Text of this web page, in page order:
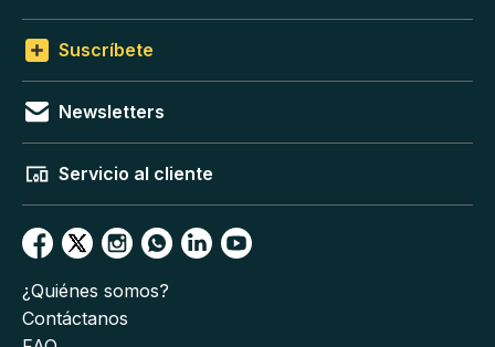
Suscríbete
Newsletters
Servicio al cliente
¿Quiénes somos?
Contáctanos